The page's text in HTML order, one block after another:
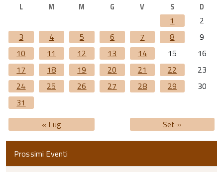
L M M G V S D
1
2
3
4 5 6 7 8
9
10
11 12 13 14 15
16
17
18 19 20 21 22
23
24
25 26 27 28 29
30
31
« Lug
Set »
Prossimi Eventi